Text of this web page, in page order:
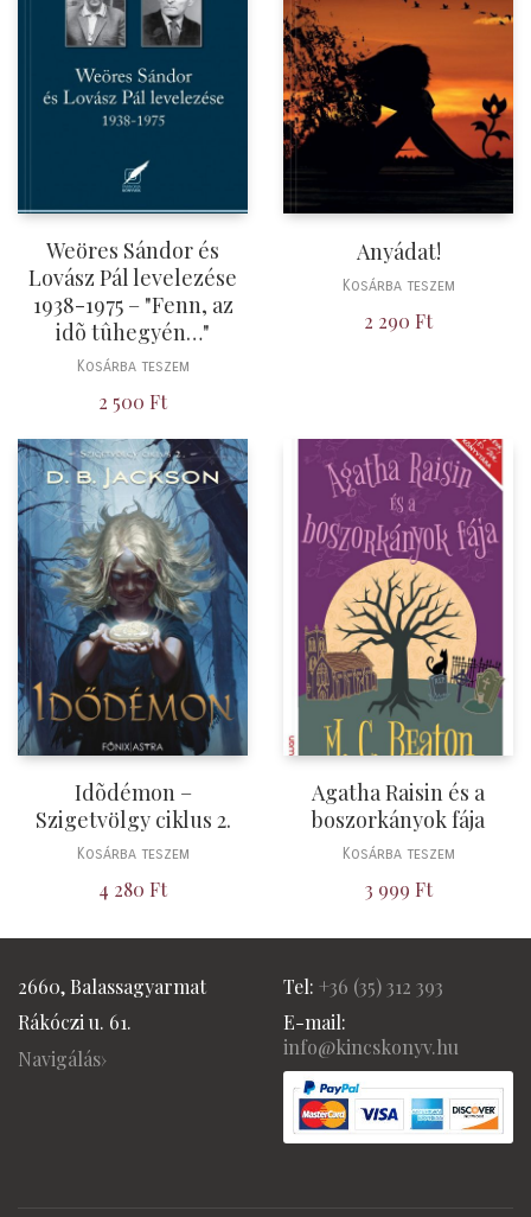
Weöres Sándor és
Lovász Pál levelezése
1938-1975 – "Fenn, az
idõ tûhegyén…"
Kosárba teszem
2 500 Ft
Anyádat!
Kosárba teszem
2 290 Ft
Idõdémon –
Szigetvölgy ciklus 2.
Kosárba teszem
4 280 Ft
Agatha Raisin és a
boszorkányok fája
Kosárba teszem
3 999 Ft
2660, Balassagyarmat
Rákóczi u. 61.
Navigálás›
Tel: +36 (35) 312 393
E-mail:
info@kincskonyv.hu